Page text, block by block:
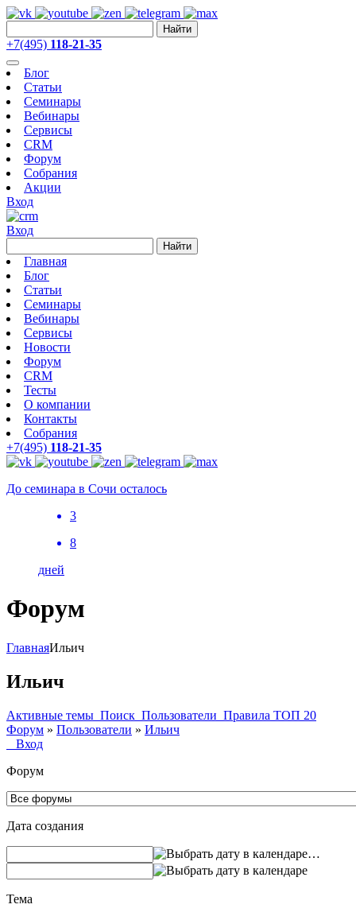
Найти
+7(495) 118-21-35
Блог
Статьи
Семинары
Вебинары
Сервисы
CRM
Форум
Собрания
Акции
Вход
Вход
Найти
Главная
Блог
Статьи
Семинары
Вебинары
Сервисы
Новости
Форум
CRM
Тесты
О компании
Контакты
Собрания
+7(495) 118-21-35
До семинара в Сочи осталось
3
8
дней
Форум
ГлавнаяИльич
Ильич
Активные темы Поиск Пользователи Правила ТОП 20
Форум » Пользователи » Ильич
Вход
Форум
Дата создания
…
Тема